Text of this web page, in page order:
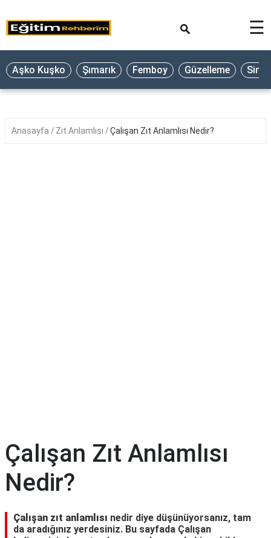
☰
Aşko Kuşko Şımarık Femboy Güzelleme
Anasayfa Zıt Anlamlısı Çalışan Zıt Anlamlısı Nedir?
Çalışan Zıt Anlamlısı
Nedir?
Çalışan zıt anlamlısı nedir diye düşünüyorsanız, tam
da aradığınız yerdesiniz. Bu sayfada Çalışan